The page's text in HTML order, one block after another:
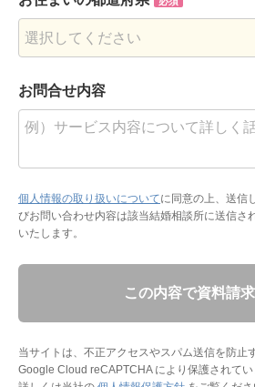
お問合せ内容
個人情報の取り扱いについてに同意の上、送信
びお問い合わせ内容は該当結婚相談所に送信さ
いたします。
この内容で資料請
当サイトは、不正アクセスやスパム送信を防止
Google Cloud reCAPTCHA により保護されてい